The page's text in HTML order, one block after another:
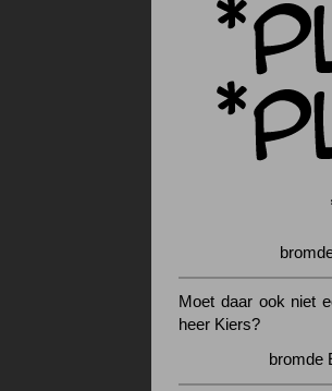
Moet daar ook niet
heer Kiers?
bromde